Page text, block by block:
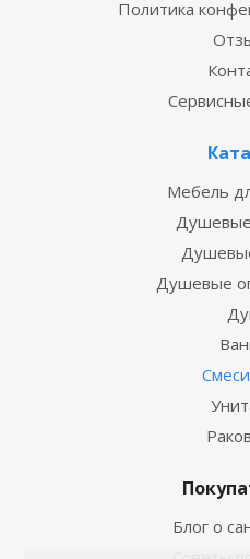
Политика
Мебель
Душевые
Блог о